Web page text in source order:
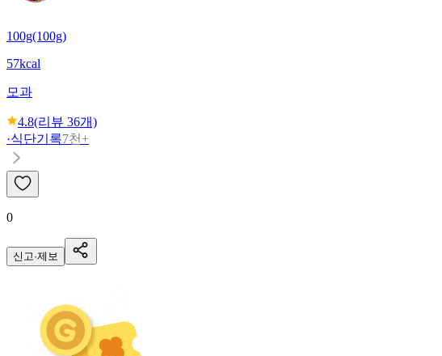
100g(100g)
57kcal
모과
4.8(리뷰 36개)
·식단기록7천+
0
신고·제보